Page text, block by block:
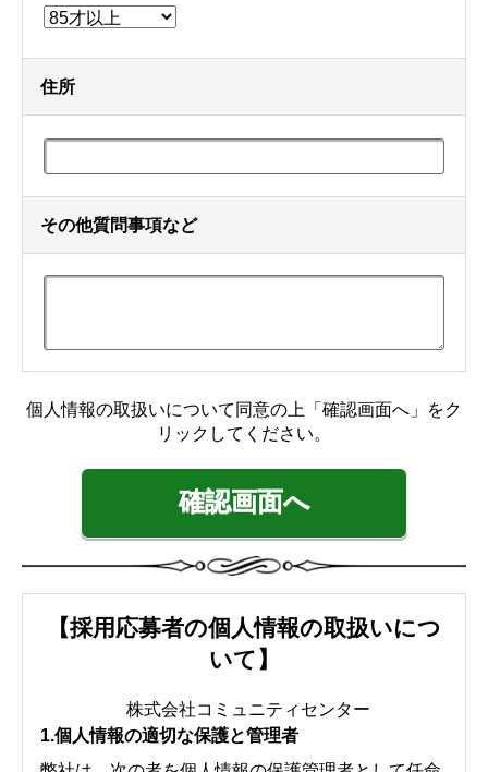
住所
その他質問事項など
【採用応募者の個人情報の取扱いにつ
いて】
株式会社コミュニティセンター
1.個人情報の適切な保護と管理者